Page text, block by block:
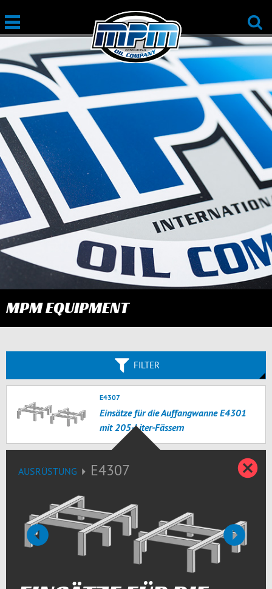
MPM EQUIPMENT
FILTER
E4307
Einsätze für die Auffangwanne E4301
mit 205-Liter-Fässern
AUSRÜSTUNG E4307
vorige nächste